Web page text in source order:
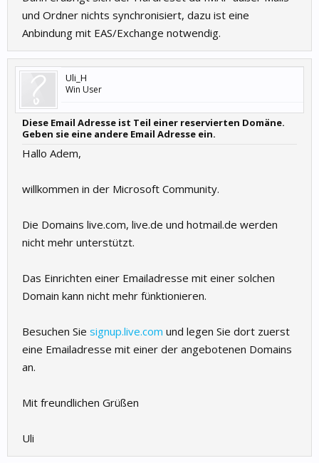
und Ordner nichts synchronisiert, dazu ist eine
Anbindung mit EAS/Exchange notwendig.
Uli_H
Win User
Diese Email Adresse ist Teil einer reservierten Domäne.
Geben sie eine andere Email Adresse ein.
Hallo Adem,
willkommen in der Microsoft Community.
Die Domains live.com, live.de und hotmail.de werden
nicht mehr unterstützt.
Das Einrichten einer Emailadresse mit einer solchen
Domain kann nicht mehr fünktionieren.
Besuchen Sie signup.live.com und legen Sie dort zuerst
eine Emailadresse mit einer der angebotenen Domains
an.
Mit freundlichen Grüßen
Uli